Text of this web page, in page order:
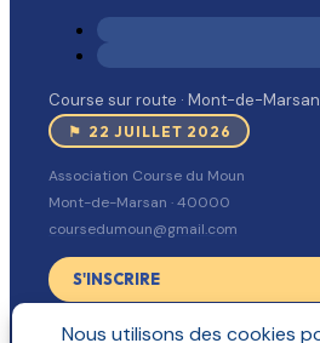
Course sur route · Mont-de-Marsan
⚑ 22 JUILLET 2026
Association Course du Moun
Mont-de-Marsan · 40000
coursedumoun@gmail.com
S'INSCRIRE